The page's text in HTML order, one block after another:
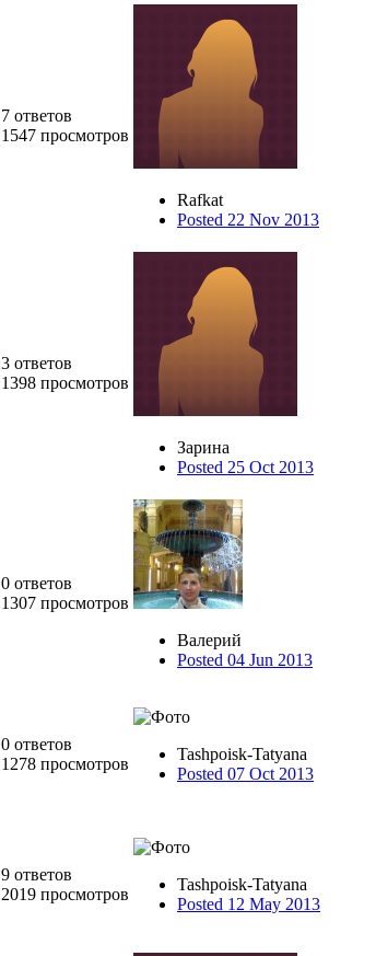
7 ответов
1547 просмотров
Rafkat
Posted 22 Nov 2013
3 ответов
1398 просмотров
Зарина
Posted 25 Oct 2013
0 ответов
1307 просмотров
Валерий
Posted 04 Jun 2013
0 ответов
1278 просмотров
Tashpoisk-Tatyana
Posted 07 Oct 2013
9 ответов
2019 просмотров
Tashpoisk-Tatyana
Posted 12 May 2013